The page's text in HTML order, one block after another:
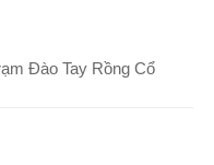
Đào Tay Rồng Cổ